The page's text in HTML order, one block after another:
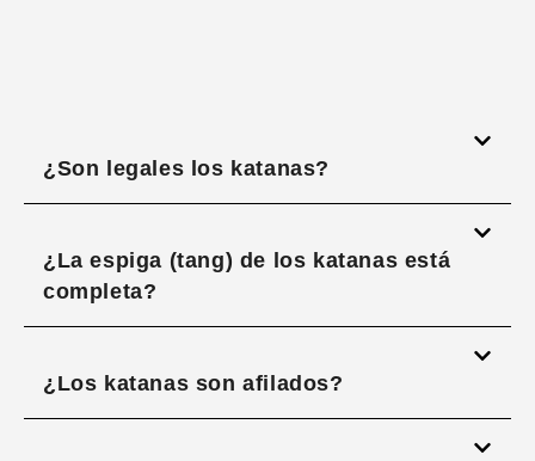
¿Son legales los katanas?
¿La espiga (tang) de los katanas está
completa?
¿Los katanas son afilados?